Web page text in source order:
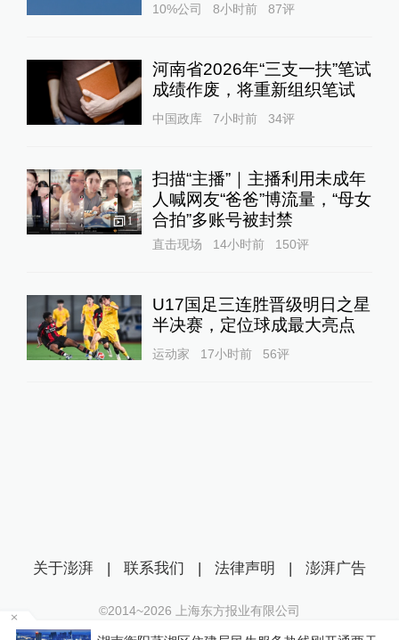
10%公司 8小时前 87评
河南省2026年“三支一扶”笔试
成绩作废，将重新组织笔试
中国政库 7小时前 34评
1
扫描“主播”｜主播利用未成年
人喊网友“爸爸”博流量，“母女
合拍”多账号被封禁
直击现场 14小时前 150评
U17国足三连胜晋级明日之星
半决赛，定位球成最大亮点
运动家 17小时前 56评
关于澎湃 | 联系我们 | 法律声明 | 澎湃广告
©2014~2026 上海东方报业有限公司
沪ICP证：沪B2-20170116 | 沪ICP备14003370号